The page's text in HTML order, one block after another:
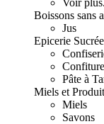
Voir
Boissons sans
Jus
Epicerie Sucrée
Pâte à
Miels et
Miels
Savons